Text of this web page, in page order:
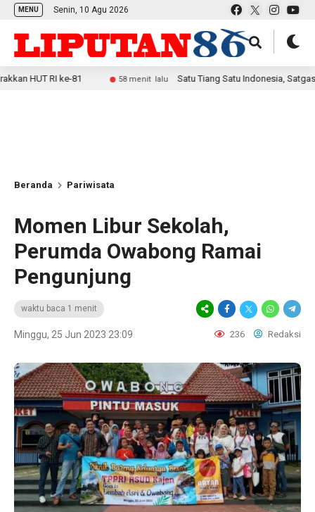
MENU Senin, 10 Agu 2026
RI ke-81 58 menit lalu Satu Tiang Satu Indonesia, Satgas Yonif
Beranda Pariwisata
Momen Libur Sekolah,
Perumda Owabong Ramai
Pengunjung
waktu baca 1 menit
Minggu, 25 Jun 2023 23:09 236 Redaksi